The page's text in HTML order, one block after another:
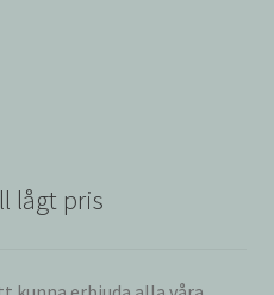
lågt pris